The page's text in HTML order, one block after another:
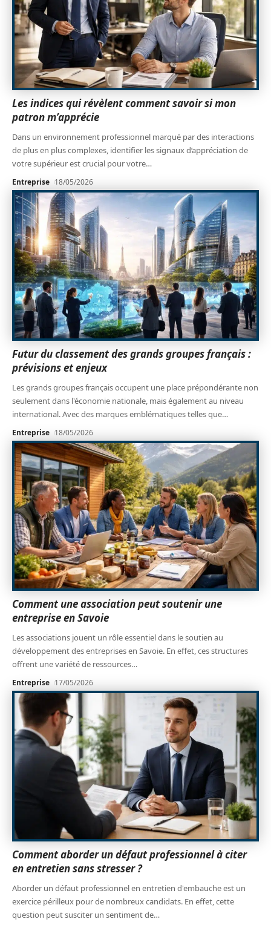
Les indices qui révèlent comment savoir si mon
patron m’apprécie
Dans un environnement professionnel marqué par des interactions
de plus en plus complexes, identifier les signaux d’appréciation de
votre supérieur est crucial pour votre…
Entreprise 18/05/2026
Futur du classement des grands groupes français :
prévisions et enjeux
Les grands groupes français occupent une place prépondérante non
seulement dans l'économie nationale, mais également au niveau
international. Avec des marques emblématiques telles que…
Entreprise 18/05/2026
Comment une association peut soutenir une
entreprise en Savoie
Les associations jouent un rôle essentiel dans le soutien au
développement des entreprises en Savoie. En effet, ces structures
offrent une variété de ressources…
Entreprise 17/05/2026
Comment aborder un défaut professionnel à citer
en entretien sans stresser ?
Aborder un défaut professionnel en entretien d'embauche est un
exercice périlleux pour de nombreux candidats. En effet, cette
question peut susciter un sentiment de…